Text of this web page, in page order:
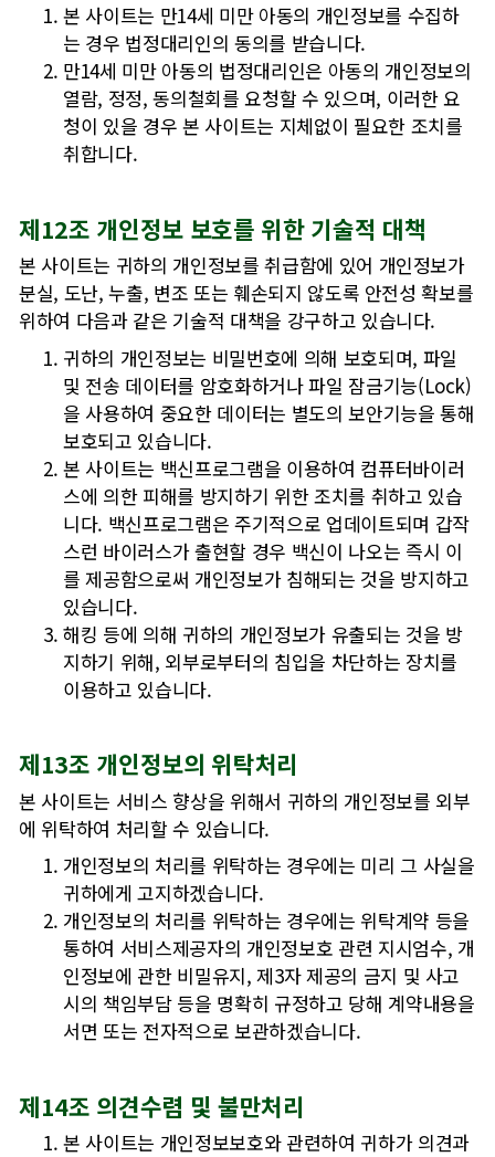
본 사이트는 만14세 미만 아동의 개인정보를 수집하
는 경우 법정대리인의 동의를 받습니다.
만14세 미만 아동의 법정대리인은 아동의 개인정보의
열람, 정정, 동의철회를 요청할 수 있으며, 이러한 요
청이 있을 경우 본 사이트는 지체없이 필요한 조치를
취합니다.
제12조 개인정보 보호를 위한 기술적 대책
본 사이트는 귀하의 개인정보를 취급함에 있어 개인정보가
분실, 도난, 누출, 변조 또는 훼손되지 않도록 안전성 확보를
위하여 다음과 같은 기술적 대책을 강구하고 있습니다.
귀하의 개인정보는 비밀번호에 의해 보호되며, 파일
및 전송 데이터를 암호화하거나 파일 잠금기능(Lock)
을 사용하여 중요한 데이터는 별도의 보안기능을 통해
보호되고 있습니다.
본 사이트는 백신프로그램을 이용하여 컴퓨터바이러
스에 의한 피해를 방지하기 위한 조치를 취하고 있습
니다. 백신프로그램은 주기적으로 업데이트되며 갑작
스런 바이러스가 출현할 경우 백신이 나오는 즉시 이
를 제공함으로써 개인정보가 침해되는 것을 방지하고
있습니다.
해킹 등에 의해 귀하의 개인정보가 유출되는 것을 방
지하기 위해, 외부로부터의 침입을 차단하는 장치를
이용하고 있습니다.
제13조 개인정보의 위탁처리
본 사이트는 서비스 향상을 위해서 귀하의 개인정보를 외부
에 위탁하여 처리할 수 있습니다.
개인정보의 처리를 위탁하는 경우에는 미리 그 사실을
귀하에게 고지하겠습니다.
개인정보의 처리를 위탁하는 경우에는 위탁계약 등을
통하여 서비스제공자의 개인정보호 관련 지시엄수, 개
인정보에 관한 비밀유지, 제3자 제공의 금지 및 사고
시의 책임부담 등을 명확히 규정하고 당해 계약내용을
서면 또는 전자적으로 보관하겠습니다.
제14조 의견수렴 및 불만처리
본 사이트는 개인정보보호와 관련하여 귀하가 의견과